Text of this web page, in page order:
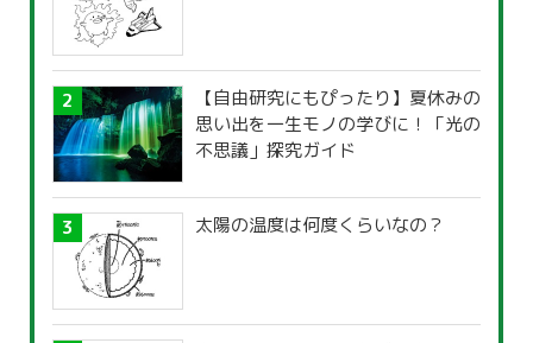
【自由研究にもぴったり】夏休みの
思い出を一生モノの学びに！「光の
不思議」探究ガイド
太陽の温度は何度くらいなの？